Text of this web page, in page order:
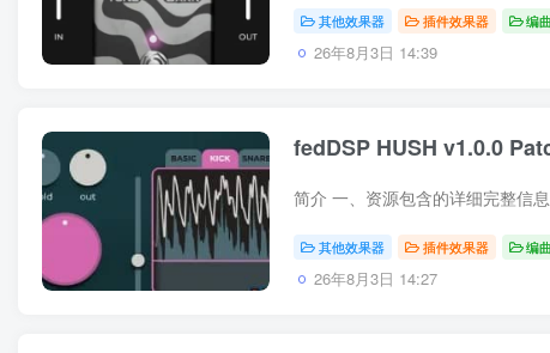
其他效果器 插件效果器 编
26年8月3日 14:39
fedDSP HUSH v1.0.0
其他效果器 插件效果器 编
26年8月3日 14:27